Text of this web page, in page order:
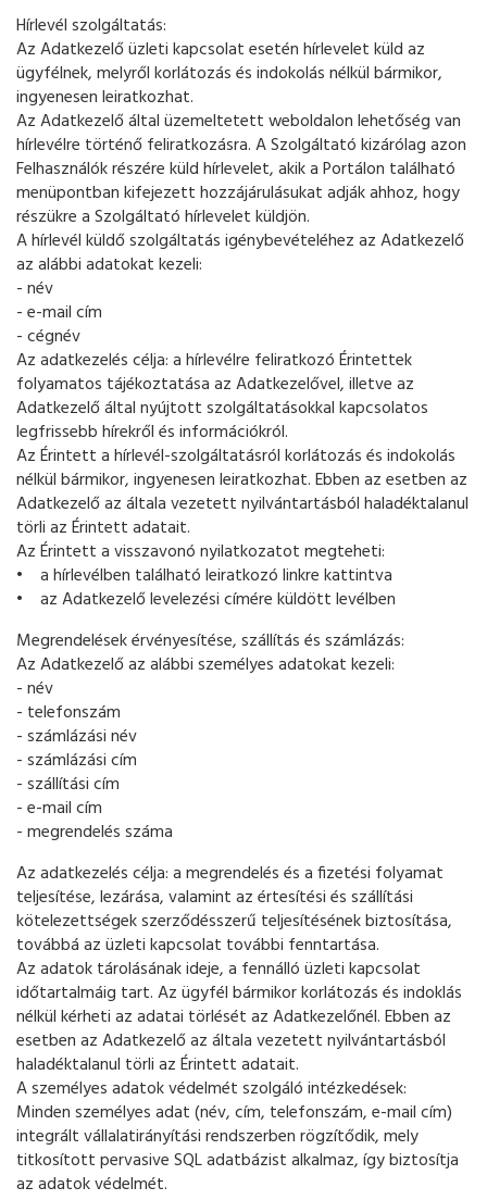
Hírlevél szolgáltatás:
Az Adatkezelő üzleti kapcsolat esetén hírlevelet küld az
ügyfélnek, melyről korlátozás és indokolás nélkül bármikor,
ingyenesen leiratkozhat.
Az Adatkezelő által üzemeltetett weboldalon lehetőség van
hírlevélre történő feliratkozásra. A Szolgáltató kizárólag azon
Felhasználók részére küld hírlevelet, akik a Portálon található
menüpontban kifejezett hozzájárulásukat adják ahhoz, hogy
részükre a Szolgáltató hírlevelet küldjön.
A hírlevél küldő szolgáltatás igénybevételéhez az Adatkezelő
az alábbi adatokat kezeli:
- név
- e-mail cím
- cégnév
Az adatkezelés célja: a hírlevélre feliratkozó Érintettek
folyamatos tájékoztatása az Adatkezelővel, illetve az
Adatkezelő által nyújtott szolgáltatásokkal kapcsolatos
legfrissebb hírekről és információkról.
Az Érintett a hírlevél-szolgáltatásról korlátozás és indokolás
nélkül bármikor, ingyenesen leiratkozhat. Ebben az esetben az
Adatkezelő az általa vezetett nyilvántartásból haladéktalanul
törli az Érintett adatait.
Az Érintett a visszavonó nyilatkozatot megteheti:
• a hírlevélben található leiratkozó linkre kattintva
• az Adatkezelő levelezési címére küldött levélben
Megrendelések érvényesítése, szállítás és számlázás:
Az Adatkezelő az alábbi személyes adatokat kezeli:
- név
- telefonszám
- számlázási név
- számlázási cím
- szállítási cím
- e-mail cím
- megrendelés száma
Az adatkezelés célja: a megrendelés és a fizetési folyamat
teljesítése, lezárása, valamint az értesítési és szállítási
kötelezettségek szerződésszerű teljesítésének biztosítása,
továbbá az üzleti kapcsolat további fenntartása.
Az adatok tárolásának ideje, a fennálló üzleti kapcsolat
időtartalmáig tart. Az ügyfél bármikor korlátozás és indoklás
nélkül kérheti az adatai törlését az Adatkezelőnél. Ebben az
esetben az Adatkezelő az általa vezetett nyilvántartásból
haladéktalanul törli az Érintett adatait.
A személyes adatok védelmét szolgáló intézkedések:
Minden személyes adat (név, cím, telefonszám, e-mail cím)
integrált vállalatirányítási rendszerben rögzítődik, mely
titkosított pervasive SQL adatbázist alkalmaz, így biztosítja
az adatok védelmét.